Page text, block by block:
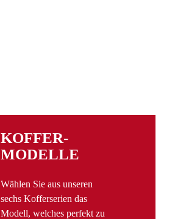
KOFFER­
MODELLE
Wählen Sie aus unseren
sechs Kofferserien das
Modell, welches perfekt zu